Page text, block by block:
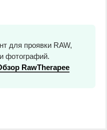
для проявки RAW,
фотографий.
RawTherapee